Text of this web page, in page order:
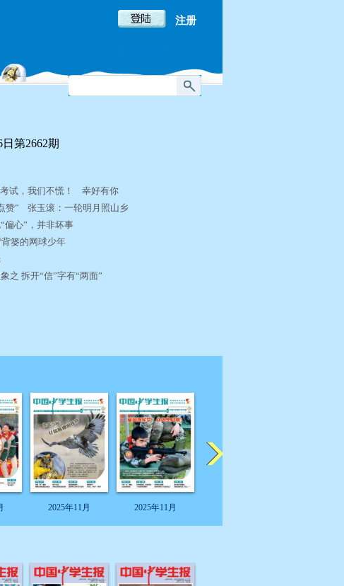
注册
第2662期
试，我们不慌！ 幸好有你
赞” 张玉滚：一轮明月照山乡
偏心”，并非坏事
篓的网球少年
之 拆开“信”字有“两面”
2025年11月 2025年11月